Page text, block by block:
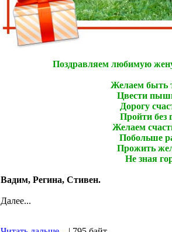
Поздравляем любимую
Желаем быть
Цвести
Дорогу
Пройти без
Желаем
Побольше
Прожить
Не зная
Вадим, Регина, Стивен.
Далее...